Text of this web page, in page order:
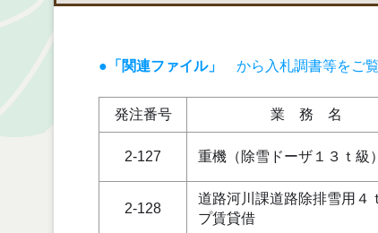
●「関連ファイル」 から入札調書等をご
発注番号 業 務 名
2-127 重機（除雪ドーザ１３ｔ級
2-128
道路河川課道路除排雪用４
プ賃貸借